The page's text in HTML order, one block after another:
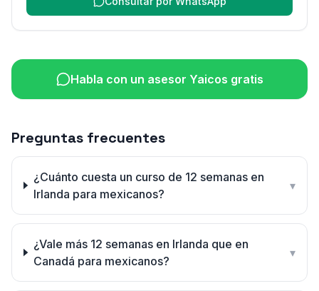
Habla con un asesor Yaicos gratis
Preguntas frecuentes
¿Cuánto cuesta un curso de 12 semanas en
Irlanda para mexicanos?
▾
¿Vale más 12 semanas en Irlanda que en
Canadá para mexicanos?
▾